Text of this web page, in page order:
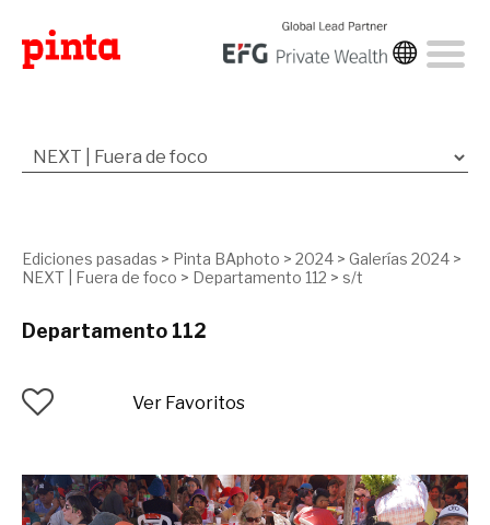
Ediciones pasadas > Pinta BAphoto > 2024 > Galerías 2024 >
NEXT | Fuera de foco > Departamento 112 > s/t
Departamento 112
Ver Favoritos